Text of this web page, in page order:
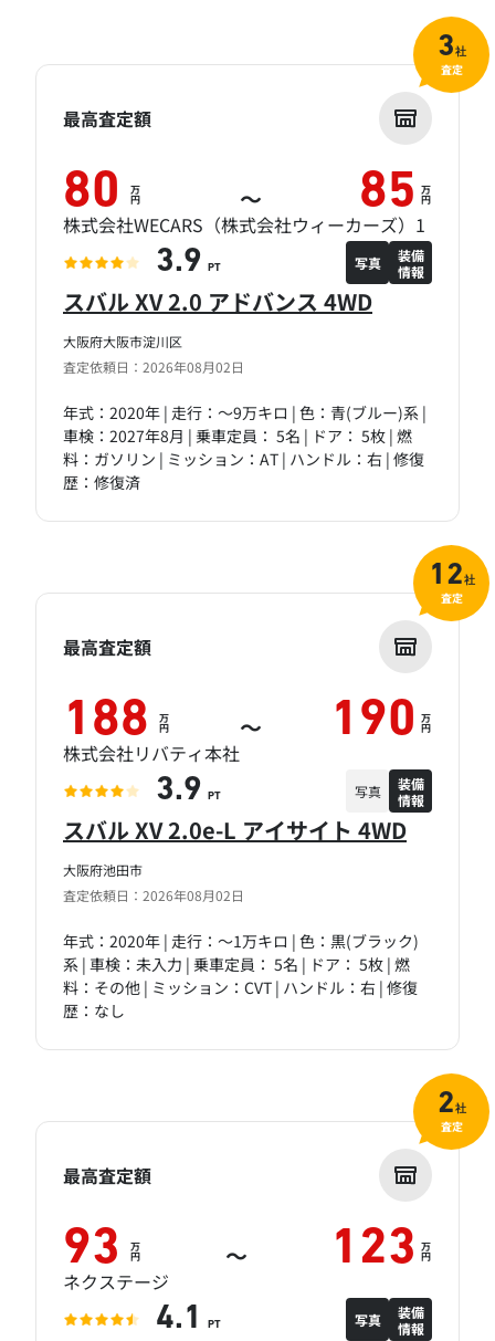
大阪府大阪市淀川区
査定依頼日：2026年08月02日
スバル XV 2.0 アドバンス 4WD
年式：2020年 | 走行：～9万キロ | 色：青(ブルー)系 |
車検：2027年8月 | 乗車定員： 5名 | ドア： 5枚 | 燃
料：ガソリン | ミッション：AT | ハンドル：右 | 修復
歴：修復済
最高査定額
80 万
円 ～ 85 万
円
株式会社WECARS（株式会社ウィーカーズ）1
3.9 PT 写真
装備
情報
3社
査定
大阪府池田市
査定依頼日：2026年08月02日
スバル XV 2.0e-L アイサイト 4WD
年式：2020年 | 走行：～1万キロ | 色：黒(ブラック)
系 | 車検：未入力 | 乗車定員： 5名 | ドア： 5枚 | 燃
料：その他 | ミッション：CVT | ハンドル：右 | 修復
歴：なし
最高査定額
188 万
円 ～ 190 万
円
株式会社リバティ本社
3.9 PT 写真
装備
情報
12社
査定
最高査定額
93 万
円 ～ 123 万
円
ネクステージ
4.1 PT 写真
装備
情報
2社
査定